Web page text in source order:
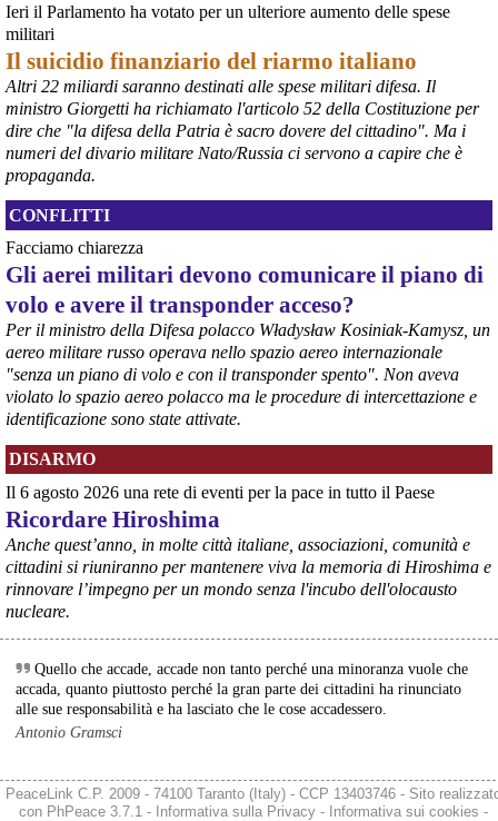
@peacelink
6/8/2026 21:36
giornalerossoblu.it/ex-ilva-sc
Nel tavolo convocato al Ministero delle Imprese e del Made in Italy,
il Governo ha annunciato l’intenzione di predisporre un
provvedimento straordinario per attenuare le conseguenze
economiche e sociali dello stop dell’area a caldo, invitando le
rappresentanze del territorio a presentare proposte operative.
#ILVA #Taranto
Ultimi cento milioni di euro per l’ex Ilva, poi non saranno più
possibili nuovi aiuti di Stato. Lo ha confermato il ministro Adolfo
Urso durante l’incontro al Mimit con le imprese dell’indotto: la
tranche conclusiva del prestito autorizzato dall’Unione europea
dovrà essere erogata entro il 9 agosto e restituita dal futuro
acquirente.
Fonte: Studio100
#ILVA #UE
@peacelink - 6/8/2026 21:08
Il governatore di Puglia Decaro esce dal vertice al Mimit più
preoccupato di come era entrato, lamentando l’assenza di certezze
sulla procedura di gara e ribadendo la necessità di un ruolo diretto
dello Stato.
Anche il sindaco di Taranto, Bitetti, chiede un piano industriale
dell’area a freddo. La Provincia parla di un tavolo “senza decisioni”.
Fonte: Cronache Tarantine
Ieri il Parlamento ha votato per un ulteriore aumento delle spese
militari
Il suicidio finanziario del riarmo italiano
Altri 22 miliardi saranno destinati alle spese militari difesa. Il
ministro Giorgetti ha richiamato l'articolo 52 della Costituzione per
dire che "la difesa della Patria è sacro dovere del cittadino". Ma i
numeri del divario militare Nato/Russia ci servono a capire che è
propaganda.
CONFLITTI
Facciamo chiarezza
Gli aerei militari devono comunicare il piano di
volo e avere il transponder acceso?
Per il ministro della Difesa polacco Władysław Kosiniak-Kamysz, un
aereo militare russo operava nello spazio aereo internazionale
"senza un piano di volo e con il transponder spento". Non aveva
violato lo spazio aereo polacco ma le procedure di intercettazione e
identificazione sono state attivate.
DISARMO
Il 6 agosto 2026 una rete di eventi per la pace in tutto il Paese
Ricordare Hiroshima
Anche quest’anno, in molte città italiane, associazioni, comunità e
cittadini si riuniranno per mantenere viva la memoria di Hiroshima e
rinnovare l’impegno per un mondo senza l'incubo dell'olocausto
nucleare.
Quello che accade, accade non tanto perché una minoranza vuole che
accada, quanto piuttosto perché la gran parte dei cittadini ha rinunciato
alle sue responsabilità e ha lasciato che le cose accadessero.
Antonio Gramsci
PeaceLink C.P. 2009 - 74100 Taranto (Italy) - CCP 13403746 - Sito
con PhPeace 3.7.1 - Informativa sulla Privacy- Informativa sui cookies -